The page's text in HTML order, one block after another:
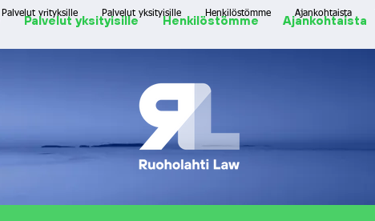
Palvelut yksityisille Henkilöstömme Ajankohtaista
Palvelut yrityksille Palvelut yksityisille Henkilöstömme Ajankohtaista